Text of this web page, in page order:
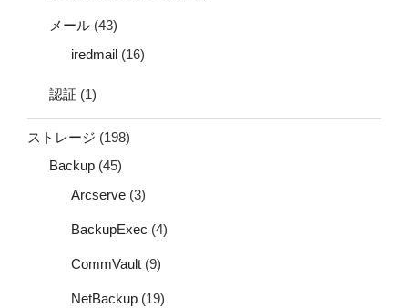
メール (43)
iredmail (16)
認証 (1)
ストレージ (198)
Backup (45)
Arcserve (3)
BackupExec (4)
CommVault (9)
NetBackup (19)